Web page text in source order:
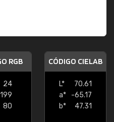
RGB
24
199
80
CÓDIGO CIELAB
L*
70.61
a*
-65.17
b*
47.31